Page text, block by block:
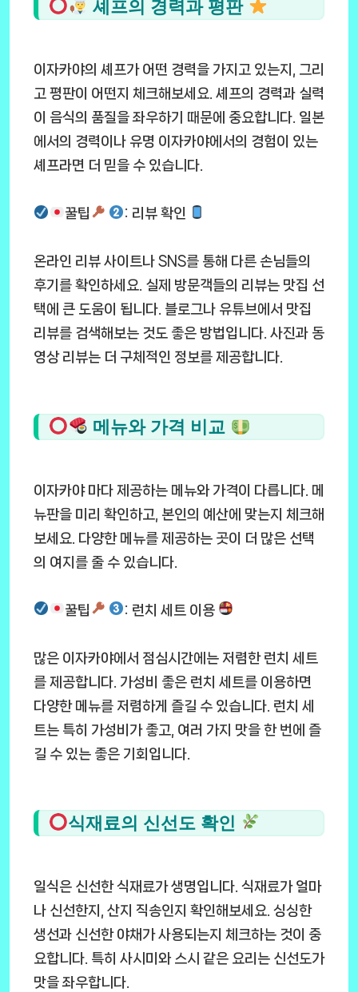
셰프의 경력과 평판
이자카야의 셰프가 어떤 경력을 가지고 있는지, 그리
고 평판이 어떤지 체크해보세요. 셰프의 경력과 실력
이 음식의 품질을 좌우하기 때문에 중요합니다. 일본
에서의 경력이나 유명 이자카야에서의 경험이 있는
셰프라면 더 믿을 수 있습니다.
꿀팁 : 리뷰 확인
온라인 리뷰 사이트나 SNS를 통해 다른 손님들의
후기를 확인하세요. 실제 방문객들의 리뷰는 맛집 선
택에 큰 도움이 됩니다. 블로그나 유튜브에서 맛집
리뷰를 검색해보는 것도 좋은 방법입니다. 사진과 동
영상 리뷰는 더 구체적인 정보를 제공합니다.
메뉴와 가격 비교
이자카야 마다 제공하는 메뉴와 가격이 다릅니다. 메
뉴판을 미리 확인하고, 본인의 예산에 맞는지 체크해
보세요. 다양한 메뉴를 제공하는 곳이 더 많은 선택
의 여지를 줄 수 있습니다.
꿀팁 : 런치 세트 이용
많은 이자카야에서 점심시간에는 저렴한 런치 세트
를 제공합니다. 가성비 좋은 런치 세트를 이용하면
다양한 메뉴를 저렴하게 즐길 수 있습니다. 런치 세
트는 특히 가성비가 좋고, 여러 가지 맛을 한 번에 즐
길 수 있는 좋은 기회입니다.
식재료의 신선도 확인
일식은 신선한 식재료가 생명입니다. 식재료가 얼마
나 신선한지, 산지 직송인지 확인해보세요. 싱싱한
생선과 신선한 야채가 사용되는지 체크하는 것이 중
요합니다. 특히 사시미와 스시 같은 요리는 신선도가
맛을 좌우합니다.